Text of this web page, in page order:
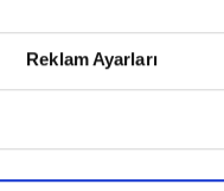
Reklam Ayarları